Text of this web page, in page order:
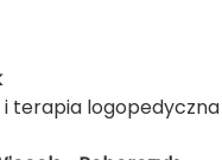
terapia